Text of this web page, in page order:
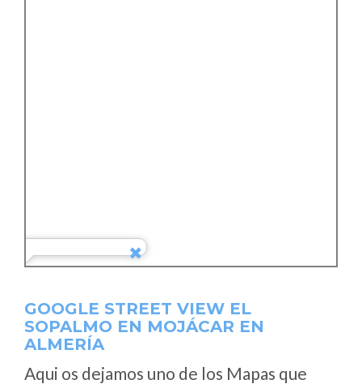
GOOGLE STREET VIEW EL
SOPALMO EN MOJÁCAR EN
ALMERÍA
Aqui os dejamos uno de los Mapas que